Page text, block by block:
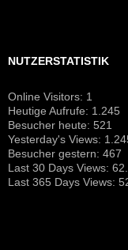
NUTZERSTATISTIK
Online Visitors: 1
Heutige Aufrufe: 1.245
Besucher heute: 521
Yesterday's Views:
Besucher gestern: 467
Last 30 Days Views:
Last 365 Days Views: